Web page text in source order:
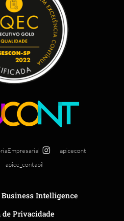
apicecont
apice_contabil
Business Intelligence
Privacidade